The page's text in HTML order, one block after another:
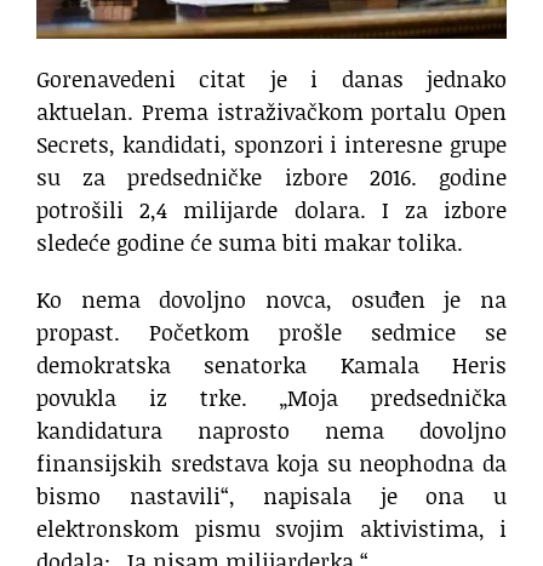
Gorenavedeni citat je i danas jednako
aktuelan. Prema istraživačkom portalu Open
Secrets, kandidati, sponzori i interesne grupe
su za predsedničke izbore 2016. godine
potrošili 2,4 milijarde dolara. I za izbore
sledeće godine će suma biti makar tolika.
Ko nema dovoljno novca, osuđen je na
propast. Početkom prošle sedmice se
demokratska senatorka Kamala Heris
povukla iz trke. „Moja predsednička
kandidatura naprosto nema dovoljno
finansijskih sredstava koja su neophodna da
bismo nastavili“, napisala je ona u
elektronskom pismu svojim aktivistima, i